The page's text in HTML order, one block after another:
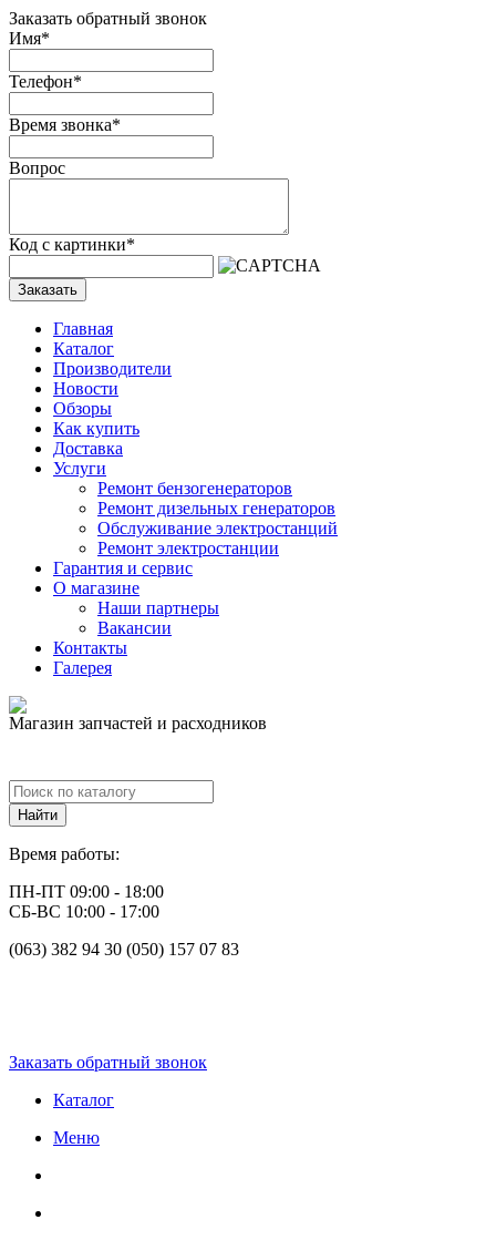
Заказать обратный звонок
Имя*
Телефон*
Время звонка*
Вопрос
Код с картинки*
Заказать
Главная
Каталог
Производители
Новости
Обзоры
Как купить
Доставка
Услуги
Ремонт бензогенераторов
Ремонт дизельных генераторов
Обслуживание электростанций
Ремонт электростанции
Гарантия и сервис
О магазине
Наши партнеры
Вакансии
Контакты
Галерея
Магазин запчастей и расходников
Время работы:
ПН-ПТ 09:00 - 18:00
СБ-ВС 10:00 - 17:00
(063) 382 94 30 (050) 157 07 83
Заказать обратный звонок
Каталог
Меню